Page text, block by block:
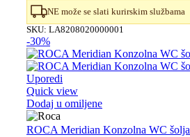
NE može se slati kurirskim službama
SKU: LA8208020000001
-30%
Uporedi
Quick view
Dodaj u omiljene
ROCA Meridian Konzolna WC